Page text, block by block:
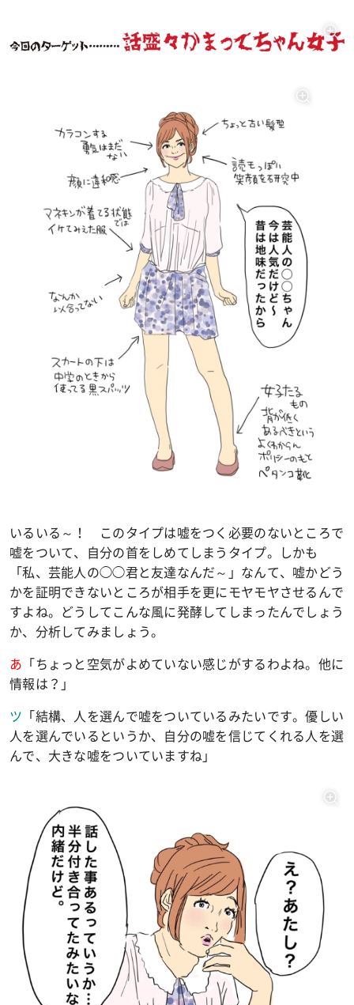
いるいる～！ このタイプは嘘をつく必要のないところで
嘘をついて、自分の首をしめてしまうタイプ。しかも
「私、芸能人の◯◯君と友達なんだ～」なんて、嘘かどう
かを証明できないところが相手を更にモヤモヤさせるんで
すよね。どうしてこんな風に発酵してしまったんでしょう
か、分析してみましょう。
あ 「ちょっと空気がよめていない感じがするわよね。他に
情報は？」
ツ 「結構、人を選んで嘘をついているみたいです。優しい
人を選んでいるというか、自分の嘘を信じてくれる人を選
んで、大きな嘘をついていますね」